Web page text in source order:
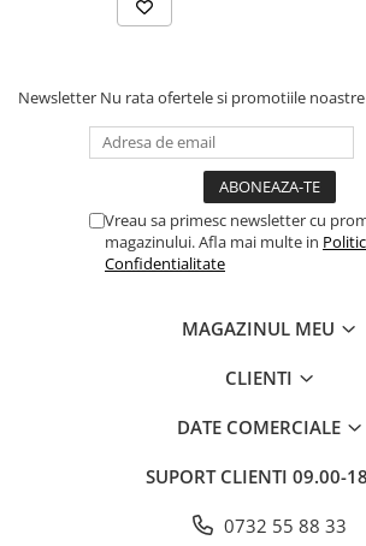
Newsletter Nu rata ofertele si promotiile noastre
Vreau sa primesc newsletter cu
magazinului. Afla mai multe in
Confidentialitate
MAGAZINUL MEU
CLIENTI
DATE COMERCIALE
SUPORT CLIENTI 09.00-
0732 55 88 33